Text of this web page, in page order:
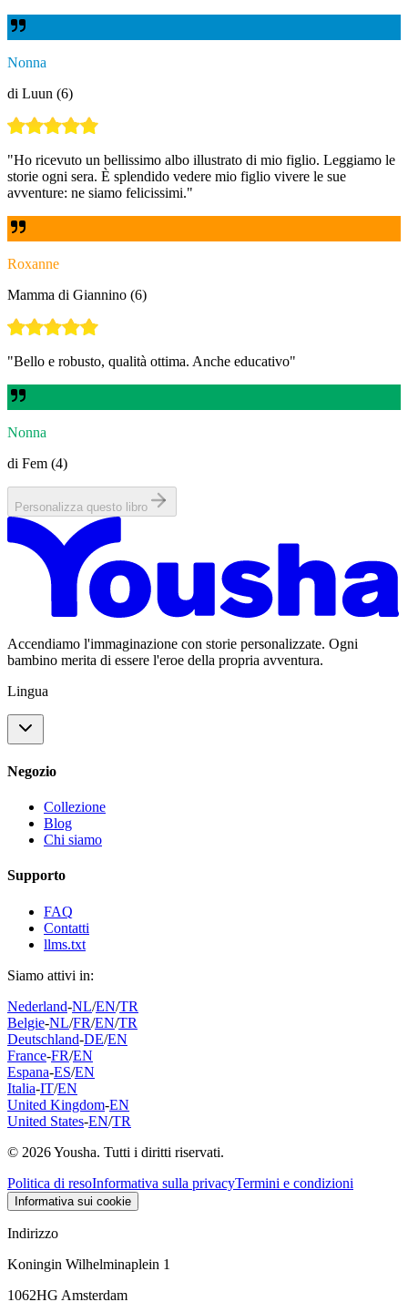
Nonna
di Luun (6)
"Ho ricevuto un bellissimo albo illustrato di mio figlio. Leggiamo le
storie ogni sera. È splendido vedere mio figlio vivere le sue
avventure: ne siamo felicissimi."
Roxanne
Mamma di Giannino (6)
"Bello e robusto, qualità ottima. Anche educativo"
Nonna
di Fem (4)
Personalizza questo libro
Accendiamo l'immaginazione con storie personalizzate. Ogni
bambino merita di essere l'eroe della propria avventura.
Lingua
Negozio
Collezione
Blog
Chi siamo
Supporto
FAQ
Contatti
llms.txt
Siamo attivi in:
Nederland-NL/EN/TR
Belgie-NL/FR/EN/TR
Deutschland-DE/EN
France-FR/EN
Espana-ES/EN
Italia-IT/EN
United Kingdom-EN
United States-EN/TR
© 2026 Yousha. Tutti i diritti riservati.
Politica di resoInformativa sulla privacyTermini e condizioni
Informativa sui cookie
Indirizzo
Koningin Wilhelminaplein 1
1062HG Amsterdam